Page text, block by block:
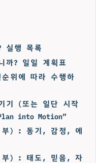
실행 목록
까? 일일 계획표
위에 따라 수행하
기 (또는 일단 시작
into Motion”
부) : 동기, 감정, 에
부) : 태도, 믿음, 자